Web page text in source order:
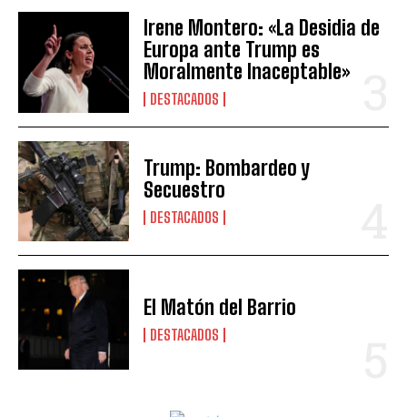
Irene Montero: «La Desidia de
Europa ante Trump es
Moralmente Inaceptable»
DESTACADOS
Trump: Bombardeo y
Secuestro
DESTACADOS
El Matón del Barrio
DESTACADOS